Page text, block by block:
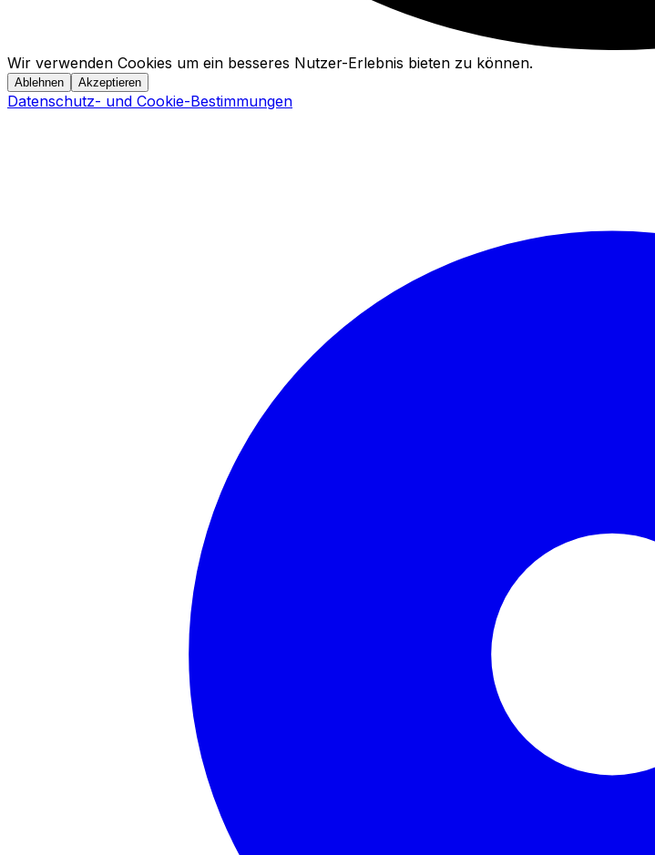
Wir verwenden Cookies um ein besseres Nutzer-Erlebnis bieten zu können.
Ablehnen Akzeptieren
Datenschutz- und Cookie-Bestimmungen